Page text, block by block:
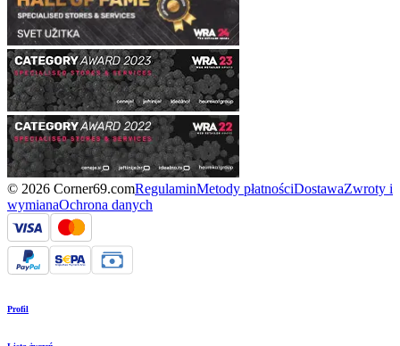
© 2026 Corner69.comRegulaminMetody płatnościDostawaZwroty i
wymianaOchrona danych
Profil